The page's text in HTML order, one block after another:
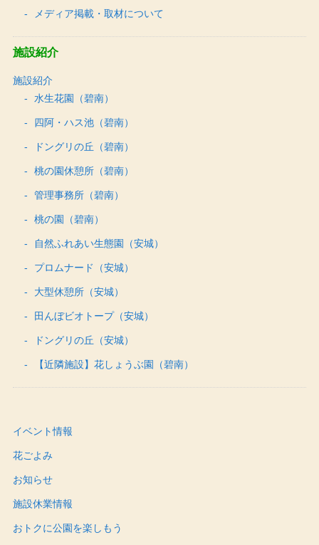
メディア掲載・取材について
施設紹介
施設紹介
水生花園（碧南）
四阿・ハス池（碧南）
ドングリの丘（碧南）
桃の園休憩所（碧南）
管理事務所（碧南）
桃の園（碧南）
自然ふれあい生態園（安城）
プロムナード（安城）
大型休憩所（安城）
田んぼビオトープ（安城）
ドングリの丘（安城）
【近隣施設】花しょうぶ園（碧南）
イベント情報
花ごよみ
お知らせ
施設休業情報
おトクに公園を楽しもう